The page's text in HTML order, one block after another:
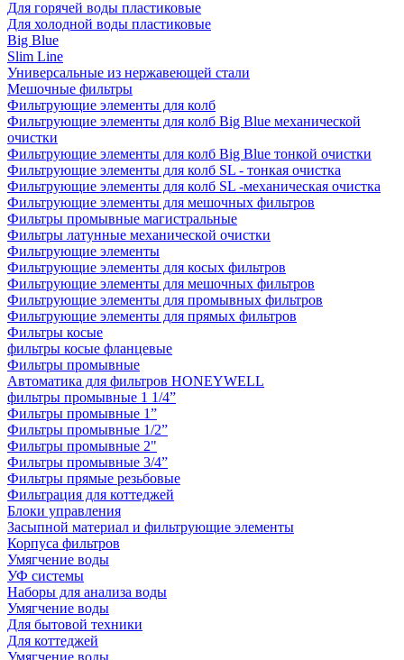
Для горячей воды пластиковые
Для холодной воды пластиковые
Big Blue
Slim Line
Универсальные из нержавеющей стали
Мешочные фильтры
Фильтрующие элементы для колб
Фильтрующие элементы для колб Big Blue механической
очистки
Фильтрующие элементы для колб Big Blue тонкой очистки
Фильтрующие элементы для колб SL - тонкая очистка
Фильтрующие элементы для колб SL -механическая очистка
Фильтрующие элементы для мешочных фильтров
Фильтры промывные магистральные
Фильтры латунные механической очистки
Фильтрующие элементы
Фильтрующие элементы для косых фильтров
Фильтрующие элементы для мешочных фильтров
Фильтрующие элементы для промывных фильтров
Фильтрующие элементы для прямых фильтров
Фильтры косые
фильтры косые фланцевые
Фильтры промывные
Автоматика для фильтров HONEYWELL
фильтры промывные 1 1/4”
Фильтры промывные 1”
Фильтры промывные 1/2”
Фильтры промывные 2"
Фильтры промывные 3/4”
Фильтры прямые резьбовые
Фильтрация для коттеджей
Блоки управления
Засыпной материал и фильтрующие элементы
Корпуса фильтров
Умягчение воды
УФ системы
Наборы для анализа воды
Умягчение воды
Для бытовой техники
Для коттеджей
Умягчение воды